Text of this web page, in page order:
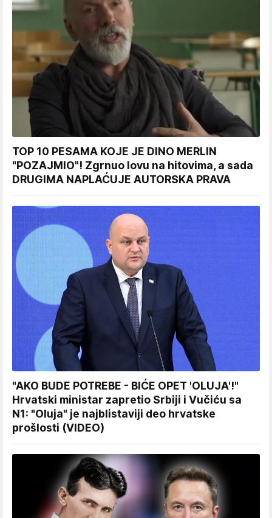
TOP 10 PESAMA KOJE JE DINO MERLIN
"POZAJMIO"! Zgrnuo lovu na hitovima, a sada
DRUGIMA NAPLAĆUJE AUTORSKA PRAVA
"AKO BUDE POTREBE - BIĆE OPET 'OLUJA'!"
Hrvatski ministar zapretio Srbiji i Vučiću sa
N1: "Oluja" je najblistaviji deo hrvatske
prošlosti (VIDEO)